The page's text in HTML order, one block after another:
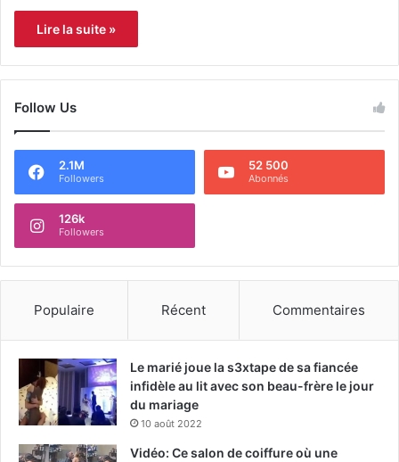
Lire la suite »
Follow Us
2.1M
Followers
52 500
Abonnés
126k
Followers
Populaire Récent Commentaires
Le marié joue la s3xtape de sa fiancée
infidèle au lit avec son beau-frère le jour
du mariage
10 août 2022
Vidéo: Ce salon de coiffure où une